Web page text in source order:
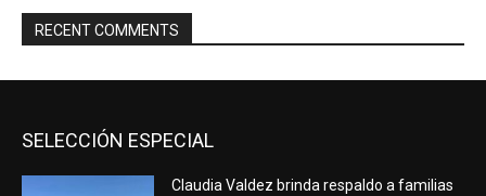
RECENT COMMENTS
SELECCIÓN ESPECIAL
Claudia Valdez brinda respaldo a familias